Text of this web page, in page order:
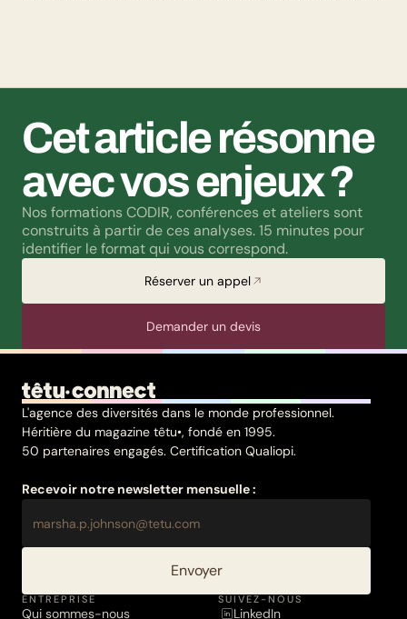
Cet article résonne
avec vos enjeux ?
Nos formations CODIR, conférences et ateliers sont
construits à partir de ces analyses. 15 minutes pour
identifier le format qui vous correspond.
Réserver un appel
Demander un devis
L'agence des diversités dans le monde professionnel.
Héritière du magazine têtu•, fondé en 1995.
50 partenaires engagés. Certification Qualiopi.
Recevoir notre newsletter mensuelle :
Envoyer
ENTREPRISE
Qui sommes-nous
SUIVEZ-NOUS
LinkedIn